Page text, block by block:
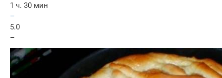
1 ч. 30 мин
–
5.0
–